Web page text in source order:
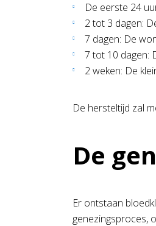
De eerste 24
2 tot 3 dagen:
7 dagen: De
7 tot 10 dagen:
2 weken: De
De hersteltijd zal
De
Er ontstaan
genezingsproces,